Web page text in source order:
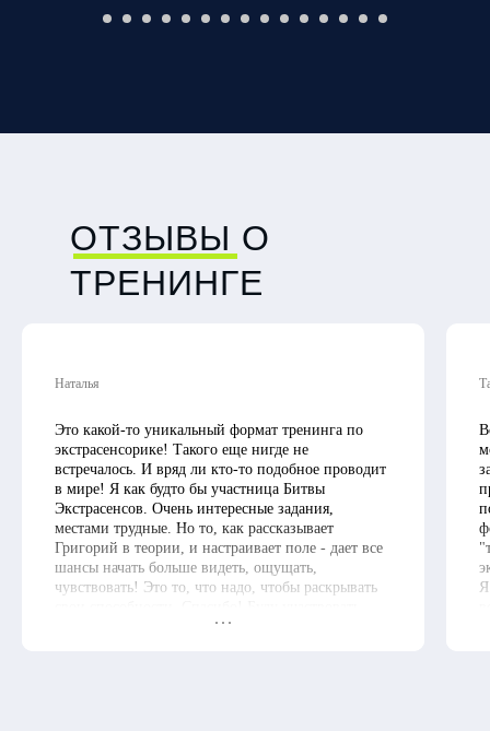
ОТЗЫВЫ О
ТРЕНИНГЕ
Наталья
Это какой-то уникальный формат тренинга по
экстрасенсорике! Такого еще нигде не
встречалось. И вряд ли кто-то подобное проводит
в мире! Я как будто бы участница Битвы
Экстрасенсов. Очень интересные задания,
местами трудные. Но то, как рассказывает
Григорий в теории, и настраивает поле - дает все
шансы начать больше видеть, ощущать,
чувствовать! Это то, что надо, чтобы раскрывать